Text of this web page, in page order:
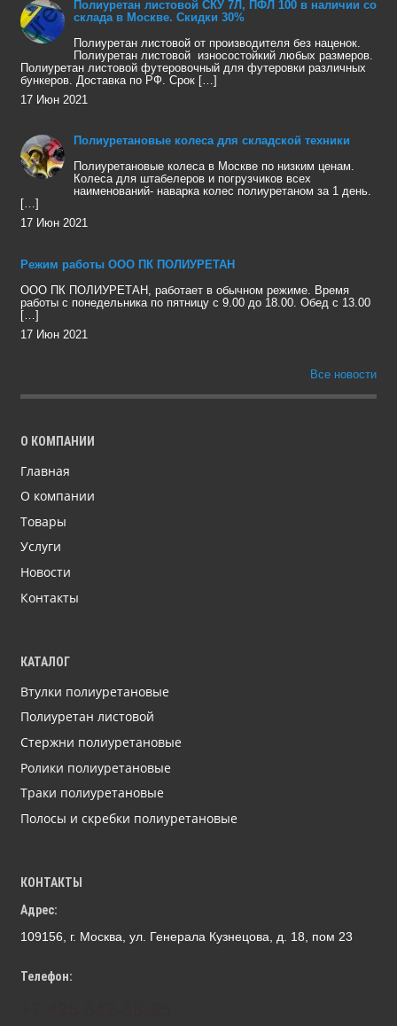
Полиуретан листовой СКУ 7Л, ПФЛ 100 в наличии со
склада в Москве. Скидки 30%
Полиуретан листовой от производителя без наценок.
Полиуретан листовой износостойкий любых размеров.
Полиуретан листовой футеровочный для футеровки различных
бункеров. Доставка по РФ. Срок […]
17 Июн 2021
Полиуретановые колеса для складской техники
Полиуретановые колеса в Москве по низким ценам.
Колеса для штабелеров и погрузчиков всех
наименований- наварка колес полиуретаном за 1 день.
[…]
17 Июн 2021
Режим работы ООО ПК ПОЛИУРЕТАН
ООО ПК ПОЛИУРЕТАН, работает в обычном режиме. Время
работы с понедельника по пятницу с 9.00 до 18.00. Обед с 13.00
[…]
17 Июн 2021
Все новости
О КОМПАНИИ
Главная
О компании
Товары
Услуги
Новости
Контакты
КАТАЛОГ
Втулки полиуретановые
Полиуретан листовой
Стержни полиуретановые
Ролики полиуретановые
Траки полиуретановые
Полосы и скребки полиуретановые
КОНТАКТЫ
Адрес:
109156, г. Москва, ул. Генерала Кузнецова, д. 18, пом 23
Телефон: